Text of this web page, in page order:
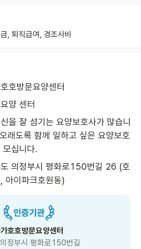
, 퇴직급여, 경조사비
호방문요양센터
양 센터
을 잘 섬기는 요양보호사가 많습니
래도록 함께 일하고 싶은 요양보호
모십니다.
의정부시 평화로150번길 26 (호
아이파크호원동)
호호방문요양센터
정부시 평화로150번길